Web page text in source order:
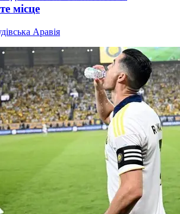
місце
Аравія